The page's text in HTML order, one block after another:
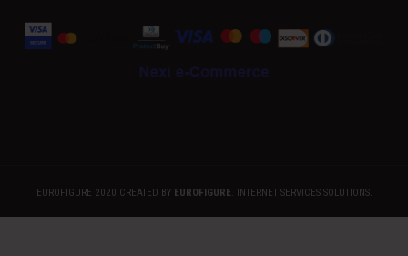
EUROFIGURE 2020 CREATED BY EUROFIGURE. INTERNET SERVICES SOLUTIONS.